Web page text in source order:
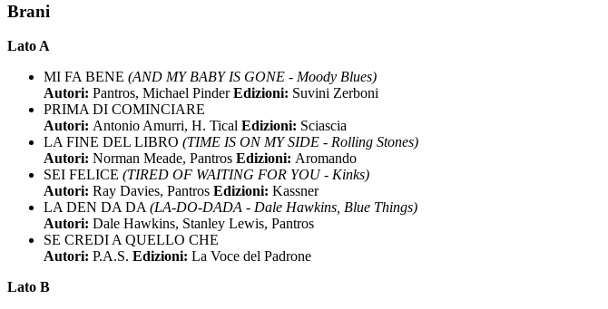
Brani
Lato A
MI FA BENE (AND MY BABY IS GONE - Moody Blues)
Autori: Pantros, Michael PinderEdizioni: Suvini Zerboni
PRIMA DI COMINCIARE
Autori: Antonio Amurri, H. Tical Edizioni: Sciascia
LA FINE DEL LIBRO (TIME IS ON MY SIDE - Rolling Stones)
Autori: Norman Meade, Pantros Edizioni: Aromando
SEI FELICE (TIRED OF WAITING FOR YOU - Kinks)
Autori: Ray Davies, Pantros Edizioni: Kassner
LA DEN DA DA (LA-DO-DADA - Dale Hawkins, Blue Things)
Autori: Dale Hawkins, Stanley Lewis, Pantros
SE CREDI A QUELLO CHE
Autori: P.A.S. Edizioni: La Voce del Padrone
Lato B